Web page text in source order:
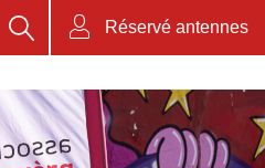
Réservé antennes
Rechercher